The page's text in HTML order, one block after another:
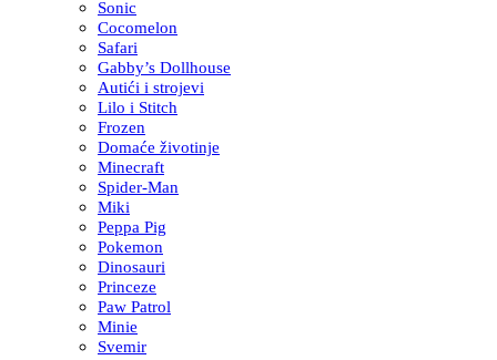
Sonic
Cocomelon
Safari
Gabby’s Dollhouse
Autići i strojevi
Lilo i Stitch
Frozen
Domaće životinje
Minecraft
Spider-Man
Miki
Peppa Pig
Pokemon
Dinosauri
Princeze
Paw Patrol
Minie
Svemir